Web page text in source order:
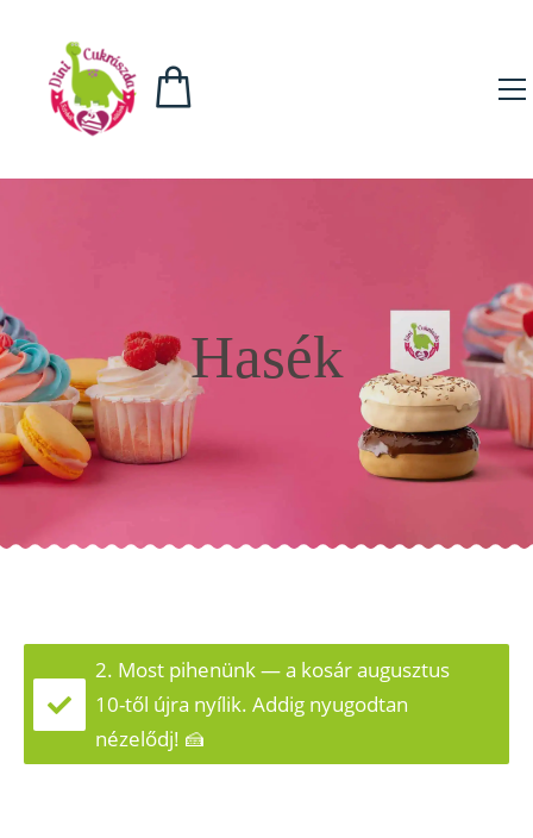
Hasék
2. Most pihenünk — a kosár augusztus
10-től újra nyílik. Addig nyugodtan
nézelődj! 🍰